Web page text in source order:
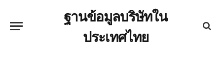
ฐานข้อมูลบริษัทใน
ประเทศไทย